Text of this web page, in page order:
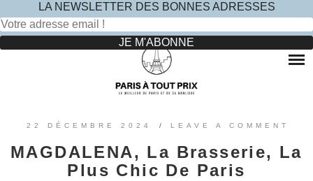
Rechercher :
Skip
OÙ MANGER DANS LE MARAIS ?
OÙ MANGER DANS PARIS 5 -ÈME ?
OÙ MANGER DANS LE 15ÈME ?
VOYAGES
?
SORTIES ENFANTS
PARCS ATTRACTION BANLIEUE
22 DÉCEMBRE 2024 / LEAVE A COMMENT
MAGDALENA, La Brasserie, La
Plus Chic De Paris
LA NEWSLETTER DES BONNES ADRESSES